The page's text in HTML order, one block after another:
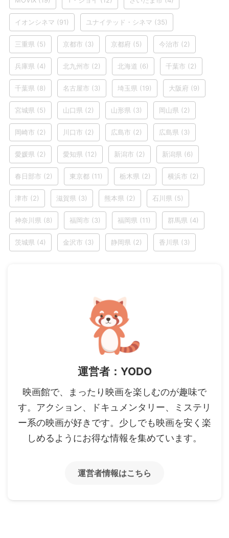
イオンシネマ (91) ユナイテッド・シネマ (35)
三重県 (5) 京都市 (3) 京都府 (5) 今治市 (2)
兵庫県 (4) 北九州市 (2) 北海道 (6) 千葉市 (2)
千葉県 (8) 名古屋市 (3) 埼玉県 (19) 大阪府 (9)
宮城県 (5) 山口県 (2) 山形県 (3) 岡山県 (2)
岡崎市 (2) 川口市 (2) 広島市 (2) 広島県 (3)
愛媛県 (2) 愛知県 (12) 新潟市 (2) 新潟県 (6)
春日部市 (2) 東京都 (11) 栃木県 (2) 横浜市 (2)
津市 (2) 滋賀県 (3) 熊本県 (2) 石川県 (5)
神奈川県 (8) 福岡市 (3) 福岡県 (11) 群馬県 (4)
茨城県 (4) 金沢市 (3) 静岡県 (2) 香川県 (3)
運営者：YODO
映画館で、まったり映画を楽しむのが趣味で
す。アクション、ドキュメンタリー、ミステリ
ー系の映画が好きです。少しでも映画を安く楽
しめるようにお得な情報を集めています。
運営者情報はこちら